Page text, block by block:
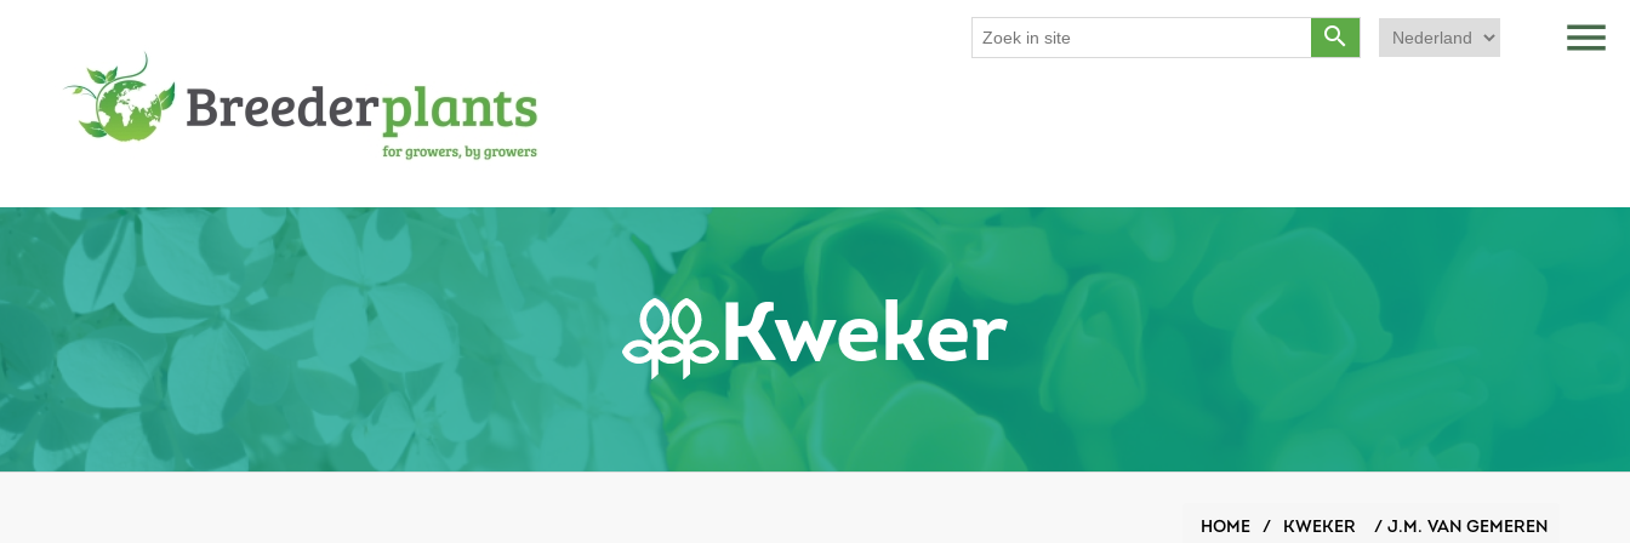
menu
search
Kweker
HOME / KWEKER / J.M. VAN GEMEREN